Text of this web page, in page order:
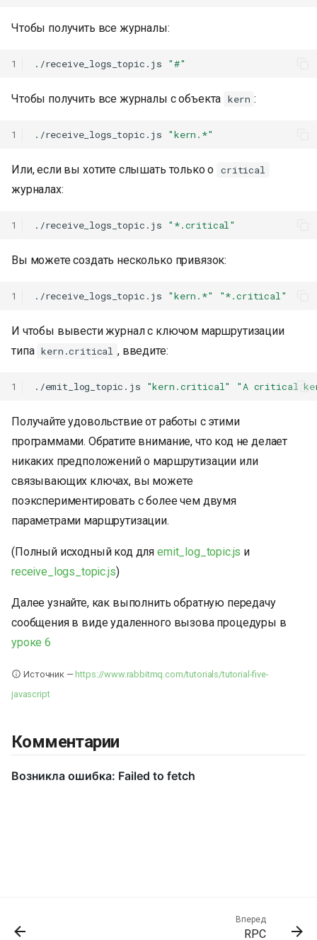
Чтобы получить все журналы:
1 ./receive_logs_topic.js "#"
Чтобы получить все журналы с объекта kern :
1 ./receive_logs_topic.js "kern.*"
Или, если вы хотите слышать только о critical
журналах:
1 ./receive_logs_topic.js "*.critical"
Вы можете создать несколько привязок:
1 ./receive_logs_topic.js "kern.*" "*.critical"
И чтобы вывести журнал с ключом маршрутизации
типа kern.critical , введите:
1 ./emit_log_topic.js "kern.critical" "A critical
Получайте удовольствие от работы с этими
программами. Обратите внимание, что код не делает
никаких предположений о маршрутизации или
связывающих ключах, вы можете
поэкспериментировать с более чем двумя
параметрами маршрутизации.
(Полный исходный код для emit_log_topic.js и
receive_logs_topic.js)
Далее узнайте, как выполнить обратную передачу
сообщения в виде удаленного вызова процедуры в
уроке 6
Источник — https://www.rabbitmq.com/tutorials/tutorial-five-
javascript
Комментарии
Вперед
RPC